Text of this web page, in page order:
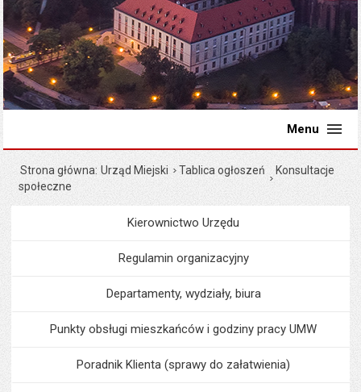
Menu
Strona główna Urząd Miejski Tablica ogłoszeń
Konsultacje
społeczne
MenuUrząd Miejski
Kierownictwo Urzędu
Regulamin organizacyjny
Departamenty, wydziały, biura
Punkty obsługi mieszkańców i godziny pracy UMW
Poradnik Klienta (sprawy do załatwienia)